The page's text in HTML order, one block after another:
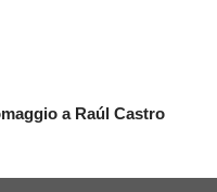
a Raúl Castro